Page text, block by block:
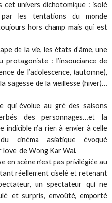
cet univers dichotomique : isolé
par les tentations du monde
hors champ mais qui est
de la vie, les états d’âme, une
protagoniste : l’insouciance de
de l’adolescence, (automne),
sagesse de la vieillesse (hiver)…
qui évolue au gré des saisons
des personnages…et la
indicible n’a rien à envier à celle
cinéma asiatique évoqué
de Wong Kar Wai.
en scène n’est pas privilégiée au
réellement ciselé et retenant
un spectateur qui ne
et surpris, envoûté, emporté